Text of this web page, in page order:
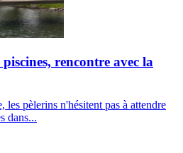
rencontre avec la
les pèlerins n'hésitent pas à attendre
dans...